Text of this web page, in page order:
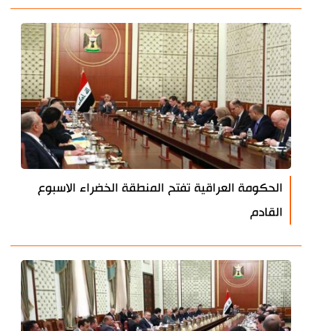
الحكومة العراقية تفتح المنطقة الخضراء الاسبوع
القادم